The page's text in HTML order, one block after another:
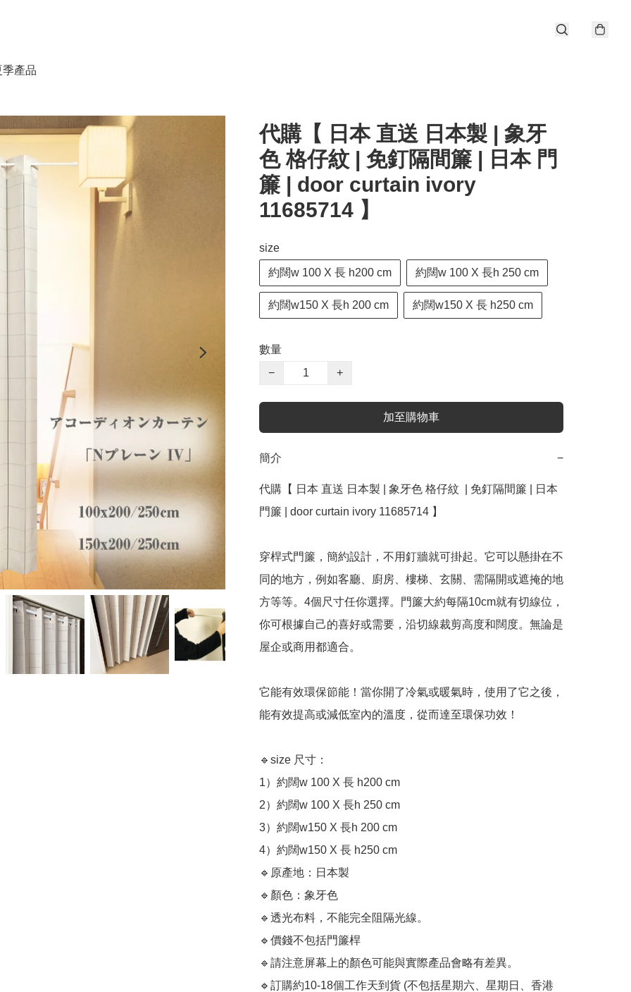
產品
代購【 日本 直送 日本製 | 象牙
色 格仔紋 | 免釘隔間簾 | 日本 門
簾 | door curtain ivory
11685714 】
size
約闊w 100 X 長 h200 cm 約闊w 100 X 長h 250 cm
約闊w150 X 長h 200 cm 約闊w150 X 長 h250 cm
數量
−
+
加至購物車
簡介 −
代購【 日本 直送 日本製 | 象牙色 格仔紋  | 免釘隔間簾 | 日本
門簾 | door curtain ivory 11685714 】
穿桿式門簾，簡約設計，不用釘牆就可掛起。它可以懸掛在不
同的地方，例如客廳、廚房、樓梯、玄關、需隔開或遮掩的地
方等等。4個尺寸任你選擇。門簾大約每隔10cm就有切線位，
你可根據自己的喜好或需要，沿切線裁剪高度和闊度。無論是
屋企或商用都適合。
它能有效環保節能！當你開了冷氣或暖氣時，使用了它之後，
能有效提高或減低室內的溫度，從而達至環保功效！
🔹size 尺寸：
1）約闊w 100 X 長 h200 cm
2）約闊w 100 X 長h 250 cm
3）約闊w150 X 長h 200 cm
4）約闊w150 X 長 h250 cm
🔹原產地：日本製
🔹顏色：象牙色
🔹透光布料，不能完全阻隔光線。
🔹價錢不包括門簾桿
🔹請注意屏幕上的顏色可能與實際產品會略有差異。
🔹訂購約10-18個工作天到貨 (不包括星期六、星期日、香港